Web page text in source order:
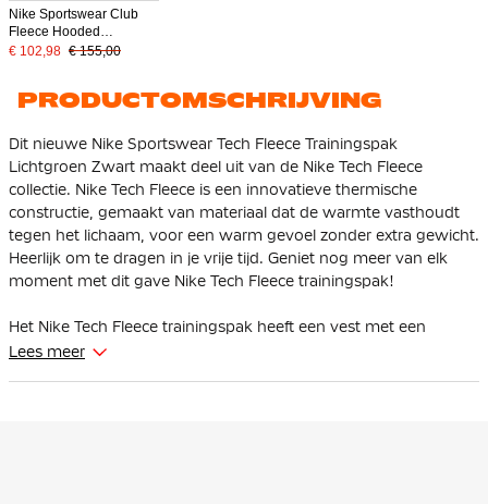
Nike Sportswear Club
Fleece Hooded
Joggingpak Zwart
€ 102,98 € 155,00
PRODUCTOMSCHRIJVING
Dit nieuwe Nike Sportswear Tech Fleece Trainingspak
Lichtgroen Zwart maakt deel uit van de Nike Tech Fleece
collectie. Nike Tech Fleece is een innovatieve thermische
constructie, gemaakt van materiaal dat de warmte vasthoudt
tegen het lichaam, voor een warm gevoel zonder extra gewicht.
Heerlijk om te dragen in je vrije tijd. Geniet nog meer van elk
moment met dit gave Nike Tech Fleece trainingspak!
Het Nike Tech Fleece trainingspak heeft een vest met een
standaard pasvorm die iets ruimer valt bij de schouders, borst
Lees meer